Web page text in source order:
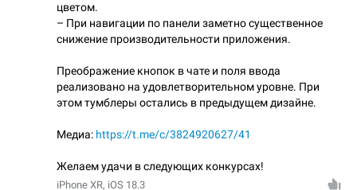
цветом.
– При навигации по панели заметно существенное
снижение производительности приложения.
Преображение кнопок в чате и поля ввода
реализовано на удовлетворительном уровне. При
этом тумблеры остались в предыдущем дизайне.
Медиа: https://t.me/c/3824920627/41
Желаем удачи в следующих конкурсах!
iPhone XR, iOS 18.3